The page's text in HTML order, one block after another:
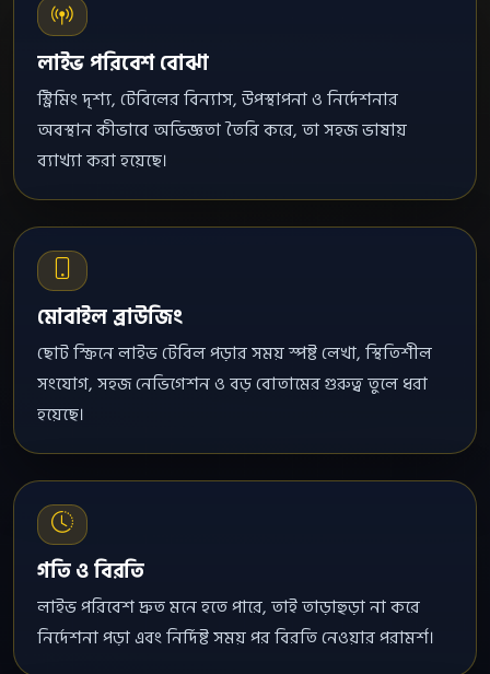
লাইভ পরিবেশ বোঝা
স্ট্রিমিং দৃশ্য, টেবিলের বিন্যাস, উপস্থাপনা ও নির্দেশনার
অবস্থান কীভাবে অভিজ্ঞতা তৈরি করে, তা সহজ ভাষায়
ব্যাখ্যা করা হয়েছে।
মোবাইল ব্রাউজিং
ছোট স্ক্রিনে লাইভ টেবিল পড়ার সময় স্পষ্ট লেখা, স্থিতিশীল
সংযোগ, সহজ নেভিগেশন ও বড় বোতামের গুরুত্ব তুলে ধরা
হয়েছে।
গতি ও বিরতি
লাইভ পরিবেশ দ্রুত মনে হতে পারে, তাই তাড়াহুড়া না করে
নির্দেশনা পড়া এবং নির্দিষ্ট সময় পর বিরতি নেওয়ার পরামর্শ।